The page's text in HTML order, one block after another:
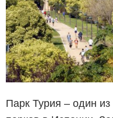
Парк Турия – один